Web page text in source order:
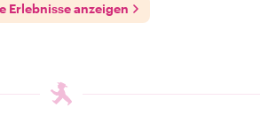
Erlebnisse anzeigen